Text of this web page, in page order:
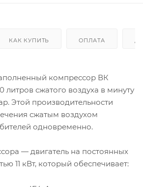
КАК КУПИТЬ ОПЛАТА
компрессор ВК
литров сжатого воздуха в минуту
Этой производительности
сжатым воздухом
одновременно.
— двигатель на постоянных
11 кВт, который обеспечивает: